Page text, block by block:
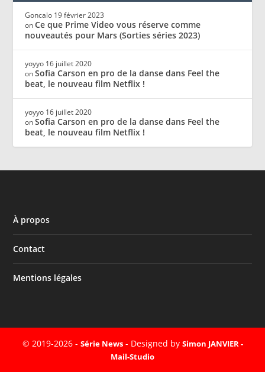
Goncalo 19 février 2023
onCe que Prime Video vous réserve comme
nouveautés pour Mars (Sorties séries 2023)
yoyyo 16 juillet 2020
onSofia Carson en pro de la danse dans Feel the
beat, le nouveau film Netflix !
yoyyo 16 juillet 2020
onSofia Carson en pro de la danse dans Feel the
beat, le nouveau film Netflix !
À propos
Contact
Mentions légales
© 2019-2026 - Série News- Designed by Simon JANVIER -
Mail-Studio